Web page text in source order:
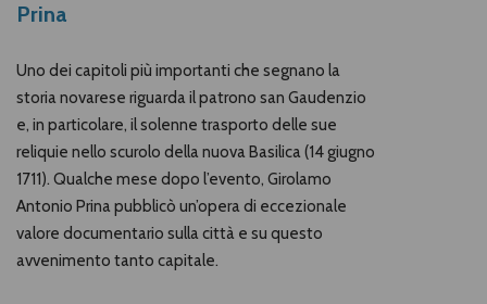
Prina
Uno dei capitoli più importanti che segnano la
storia novarese riguarda il patrono san Gaudenzio
e, in particolare, il solenne trasporto delle sue
reliquie nello scurolo della nuova Basilica (14 giugno
1711). Qualche mese dopo l’evento, Girolamo
Antonio Prina pubblicò un’opera di eccezionale
valore documentario sulla città e su questo
avvenimento tanto capitale.